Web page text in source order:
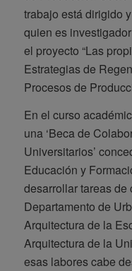
trabajo está dirigido
quien es
el proyecto “Las
Estrategias de
Procesos de
En el curso
una ‘Beca de
Universitarios’
Educación y
desarrollar tareas
Departamento de
Arquitectura de la
Arquitectura de la
esas labores cabe